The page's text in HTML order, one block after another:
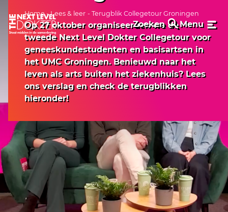
Zoeken Menu
Home-Lees & leer - Terugblik Collegetour Groningen
Op 27 oktober organiseerden we de
tweede Next Level Dokter Collegetour voor
geneeskundestudenten en basisartsen in
het UMC Groningen. Benieuwd naar het
leven als arts buiten het ziekenhuis? Lees
ons verslag en check de terugblikken
hieronder!